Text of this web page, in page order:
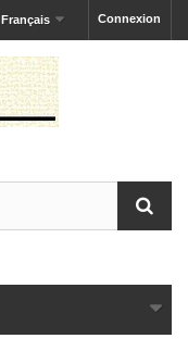
Connexion
Français